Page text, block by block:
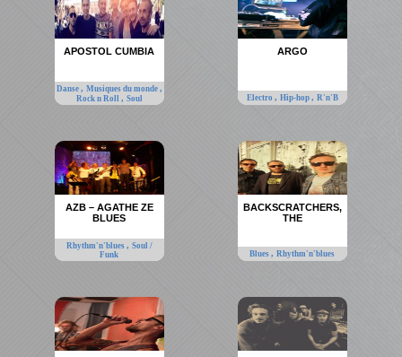
APOSTOL CUMBIA
Danse , Musiques du monde ,
Rock n Roll , Soul
ARGO
Electro , Hip-hop , R'n'B
AZB – AGATHE ZE
BLUES
Rhythm'n'blues , Soul /
Funk
BACKSCRATCHERS,
THE
Blues,Rhythm'n'blues